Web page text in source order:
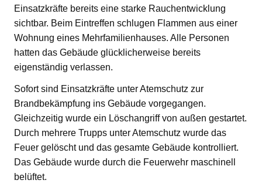
Einsatzkräfte bereits eine starke Rauchentwicklung
sichtbar. Beim Eintreffen schlugen Flammen aus einer
Wohnung eines Mehrfamilienhauses. Alle Personen
hatten das Gebäude glücklicherweise bereits
eigenständig verlassen.
Sofort sind Einsatzkräfte unter Atemschutz zur
Brandbekämpfung ins Gebäude vorgegangen.
Gleichzeitig wurde ein Löschangriff von außen gestartet.
Durch mehrere Trupps unter Atemschutz wurde das
Feuer gelöscht und das gesamte Gebäude kontrolliert.
Das Gebäude wurde durch die Feuerwehr maschinell
belüftet.